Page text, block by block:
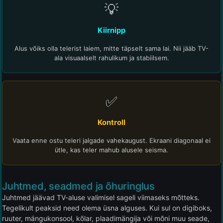
💡
Kiirnipp
Alus võiks olla telerist laiem, mitte täpselt sama lai. Nii jääb TV-
ala visuaalselt rahulikum ja stabiilsem.
✅
Kontroll
Vaata enne ostu teleri jalgade vahekaugust. Ekraani diagonaal ei
ütle, kas teler mahub alusele seisma.
Juhtmed, seadmed ja õhuringlus
Juhtmed jäävad TV-aluse valimisel sageli viimaseks mõtteks.
Tegelikult peaksid need olema üsna alguses. Kui sul on digiboks,
ruuter, mängukonsool, kõlar, plaadimängija või mõni muu seade,